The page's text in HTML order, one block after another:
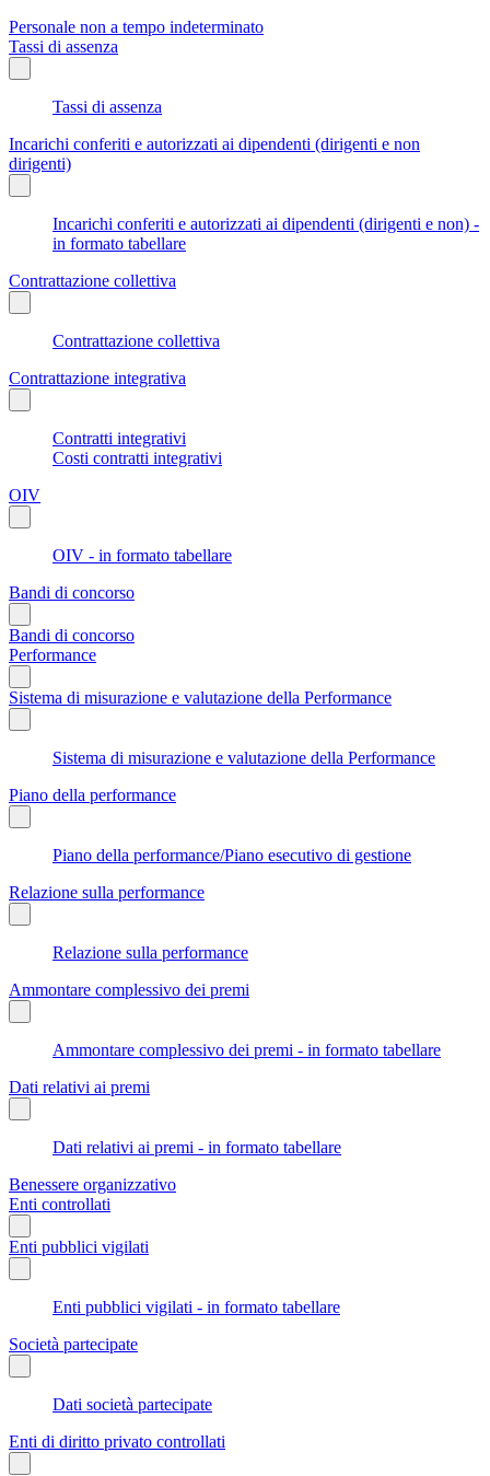
Personale non a tempo indeterminato
Tassi di assenza
Tassi di assenza
Incarichi conferiti e autorizzati ai dipendenti (dirigenti e non
dirigenti)
Incarichi conferiti e autorizzati ai dipendenti (dirigenti e non) -
in formato tabellare
Contrattazione collettiva
Contrattazione collettiva
Contrattazione integrativa
Contratti integrativi
Costi contratti integrativi
OIV
OIV - in formato tabellare
Bandi di concorso
Bandi di concorso
Performance
Sistema di misurazione e valutazione della Performance
Sistema di misurazione e valutazione della Performance
Piano della performance
Piano della performance/Piano esecutivo di gestione
Relazione sulla performance
Relazione sulla performance
Ammontare complessivo dei premi
Ammontare complessivo dei premi - in formato tabellare
Dati relativi ai premi
Dati relativi ai premi - in formato tabellare
Benessere organizzativo
Enti controllati
Enti pubblici vigilati
Enti pubblici vigilati - in formato tabellare
Società partecipate
Dati società partecipate
Enti di diritto privato controllati